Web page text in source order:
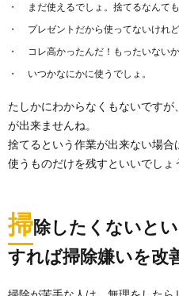
まだ使えるでしょ。捨てるなんても
プレゼントだから使ってないけれ
コレ高かったんだ！もったいない
いつかなにかに使うでしょ。
たしかにわからなくもないです
が出来ませんね。
捨てるという作業が出来ない場合
使うものだけを残すといいでしょ
掃除したくないと
すれば掃除嫌いを改